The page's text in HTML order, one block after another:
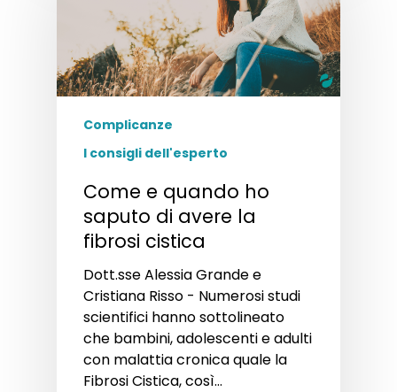
Complicanze
I consigli dell'esperto
Come e quando ho
saputo di avere la
fibrosi cistica
Dott.sse Alessia Grande e
Cristiana Risso - Numerosi studi
scientifici hanno sottolineato
che bambini, adolescenti e adulti
con malattia cronica quale la
Fibrosi Cistica, così…